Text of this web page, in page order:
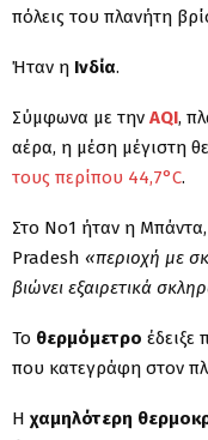
πόλεις του πλανήτη
Ήταν η Ινδία.
Σύμφωνα με την AQI,
αέρα, η μέση μέγιστη
τους περίπου 44,7°C.
Στο Νο1 ήταν η
Pradesh «περιοχή με
βιώνει εξαιρετικά
Το θερμόμετρο έδειξε
που κατεγράφη στον
Η χαμηλότερη